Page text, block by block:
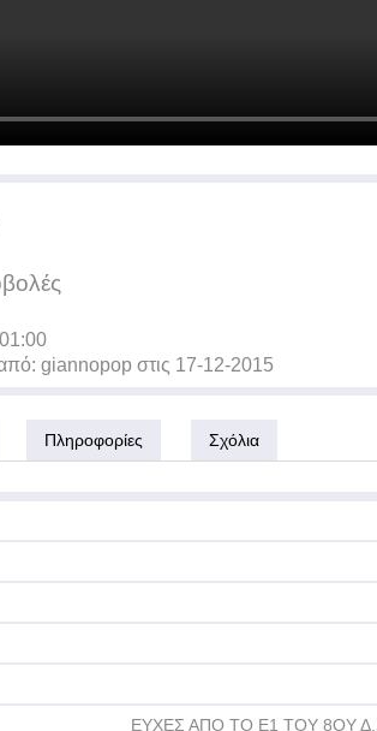
giannopop στις 17-12-2015
Πληροφορίες Σχόλια
ΕΥΧΕΣ ΑΠΟ ΤΟ Ε1 ΤΟΥ 8ΟΥ